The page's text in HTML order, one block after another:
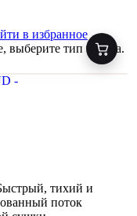
в избранное
выберите тип товара.
тихий и
поток